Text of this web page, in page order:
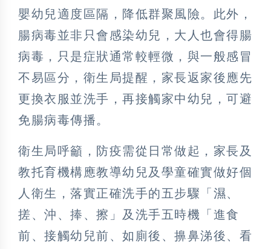
嬰幼兒適度區隔，降低群聚風險。此外，
腸病毒並非只會感染幼兒，大人也會得腸
病毒，只是症狀通常較輕微，與一般感冒
不易區分，衛生局提醒，家長返家後應先
更換衣服並洗手，再接觸家中幼兒，可避
免腸病毒傳播。
衛生局呼籲，防疫需從日常做起，家長及
教托育機構應教導幼兒及學童確實做好個
人衛生，落實正確洗手的五步驟「濕、
搓、沖、捧、擦」及洗手五時機「進食
前、接觸幼兒前、如廁後、擤鼻涕後、看